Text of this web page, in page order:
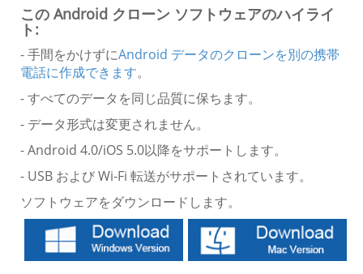
この Android クローン ソフトウェアのハイライ
ト:
- 手間をかけずにAndroid データのクローンを別の携帯
電話に作成できます。
- すべてのデータを同じ品質に保ちます。
- データ形式は変更されません。
- Android 4.0/iOS 5.0以降をサポートします。
- USB および Wi-Fi 転送がサポートされています。
ソフトウェアをダウンロードします。